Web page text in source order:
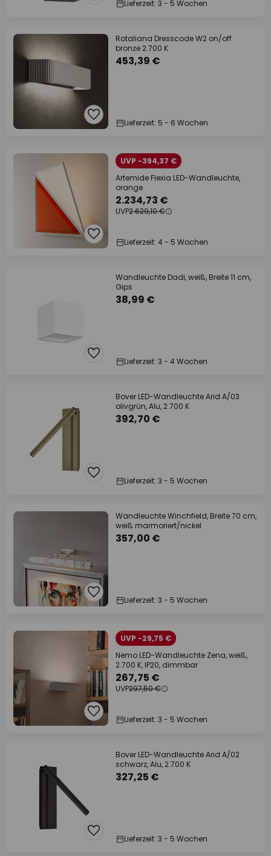
Lieferzeit: 3 - 5 Wochen
Rotaliana Dresscode W2 on/off
bronze 2.700 K
453,39 €
Lieferzeit: 5 - 6 Wochen
UVP -394,37 €
Artemide Flexia LED-Wandleuchte,
orange
2.234,73 €
UVP2.629,10 €
Lieferzeit: 4 - 5 Wochen
Wandleuchte Dadi, weiß, Breite 11 cm,
Gips
38,99 €
Lieferzeit: 3 - 4 Wochen
Bover LED-Wandleuchte Arid A/03
olivgrün, Alu, 2.700 K
392,70 €
Lieferzeit: 3 - 5 Wochen
Wandleuchte Winchfield, Breite 70 cm,
weiß marmoriert/nickel
357,00 €
Lieferzeit: 3 - 5 Wochen
UVP -29,75 €
Nemo LED-Wandleuchte Zena, weiß,
2.700 K, IP20, dimmbar
267,75 €
UVP297,50 €
Lieferzeit: 3 - 5 Wochen
Bover LED-Wandleuchte Arid A/02
schwarz, Alu, 2.700 K
327,25 €
Lieferzeit: 3 - 5 Wochen